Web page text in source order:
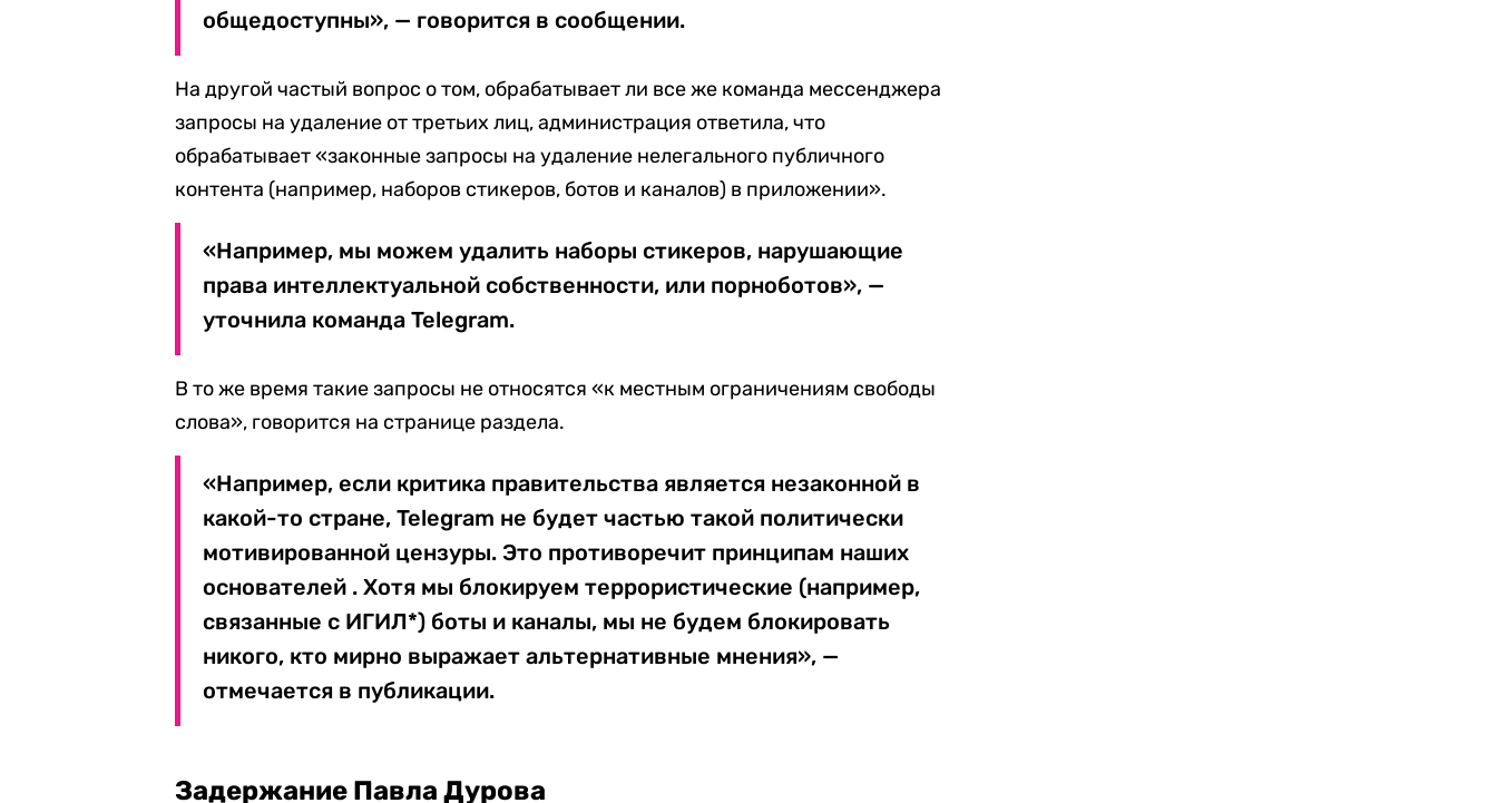
общедоступны», — говорится в сообщении.
На другой частый вопрос о том, обрабатывает ли все же команда мессенджера
запросы на удаление от третьих лиц, администрация ответила, что
обрабатывает «законные запросы на удаление нелегального публичного
контента (например, наборов стикеров, ботов и каналов) в приложении».
«Например, мы можем удалить наборы стикеров, нарушающие
права интеллектуальной собственности, или порноботов», —
уточнила команда Telegram.
В то же время такие запросы не относятся «к местным ограничениям свободы
слова», говорится на странице раздела.
«Например, если критика правительства является незаконной в
какой-то стране, Telegram не будет частью такой политически
мотивированной цензуры. Это противоречит принципам наших
основателей . Хотя мы блокируем террористические (например,
связанные с ИГИЛ*) боты и каналы, мы не будем блокировать
никого, кто мирно выражает альтернативные мнения», —
отмечается в публикации.
Задержание Павла Дурова